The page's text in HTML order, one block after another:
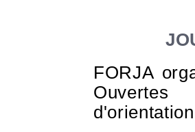
FORJA